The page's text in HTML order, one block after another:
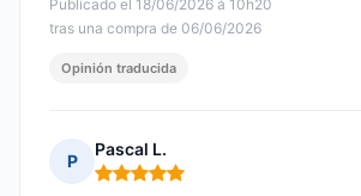
Publicado el 18/06/2026 à 10h20
tras una compra de 06/06/2026
Opinión traducida
P
Pascal L.
Nota: 5 de 5